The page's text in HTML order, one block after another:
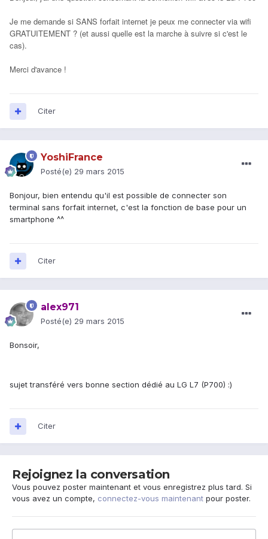
Je me demande si SANS forfait internet je peux me connecter via wifi
GRATUITEMENT ? (et aussi quelle est la marche à suivre si c'est le
cas).
Merci d'avance !
Citer
YoshiFrance
Posté(e) 29 mars 2015
Bonjour, bien entendu qu'il est possible de connecter son
terminal sans forfait internet, c'est la fonction de base pour un
smartphone ^^
Citer
alex971
Posté(e) 29 mars 2015
Bonsoir,
sujet transféré vers bonne section dédié au LG L7 (P700) :)
Citer
Rejoignez la conversation
Vous pouvez poster maintenant et vous enregistrez plus tard. Si
vous avez un compte, connectez-vous maintenant pour poster.